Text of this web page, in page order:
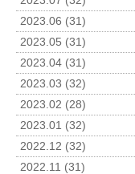
2023.06 (31)
2023.05 (31)
2023.04 (31)
2023.03 (32)
2023.02 (28)
2023.01 (32)
2022.12 (32)
2022.11 (31)